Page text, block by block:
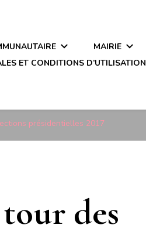
MAIRIE
ET CONDITIONS D’UTILISATION
présidentielles 2017
des